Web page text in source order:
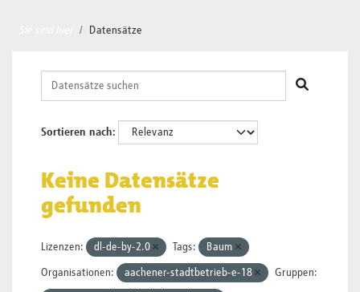
Datensätze
Sortieren nach
Keine Datensätze
gefunden
Lizenzen: dl-de-by-2.0 Tags: Baum
Organisationen: aachener-stadtbetrieb-e-18 Gruppen: